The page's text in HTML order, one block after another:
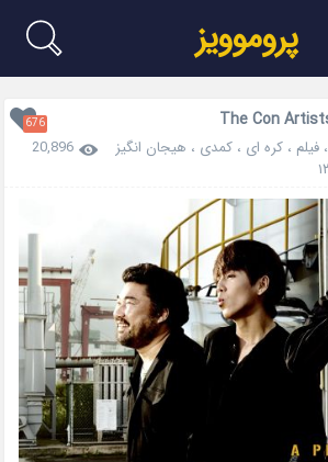
پروموویز
676
،فیلم ،کره ای ،کمدی ، هیجان انگیز
20,896